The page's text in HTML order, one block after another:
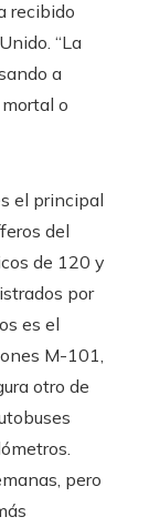
recibido
“La
a
o
el principal
del
de 120 y
por
es el
M-101,
otro de
pero